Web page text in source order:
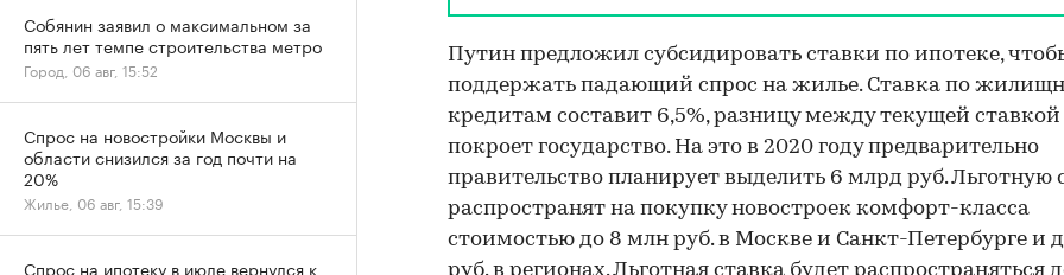
00:00 / 00:00
Путин предложил субсидировать ставки по ипотеке,
поддержать падающий спрос на жилье. Ставка по
кредитам составит 6,5%, разницу между текущей
покроет государство. На это в 2020 году предварительно
правительство планирует выделить 6 млрд руб. Льготную
распространят на покупку новостроек комфорт-класса
стоимостью до 8 млн руб. в Москве и Санкт-Петербурге и
Собянин заявил о максимальном за
пять лет темпе строительства метро
Город, 06 авг, 15:52
Спрос на новостройки Москвы и
области снизился за год почти на
20%
Жилье, 06 авг, 15:39
Спрос на ипотеку в июле вернулся к